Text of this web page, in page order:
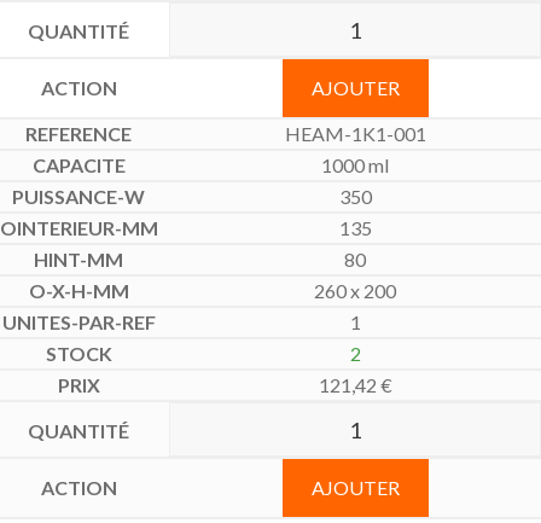
AJOUTER
HEAM-1K1-001
1000 ml
350
135
80
260 x 200
1
2
121,42 €
AJOUTER